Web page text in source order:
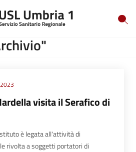
visita il Serafico di
è legata all'attività di
rivolta a soggetti portatori di